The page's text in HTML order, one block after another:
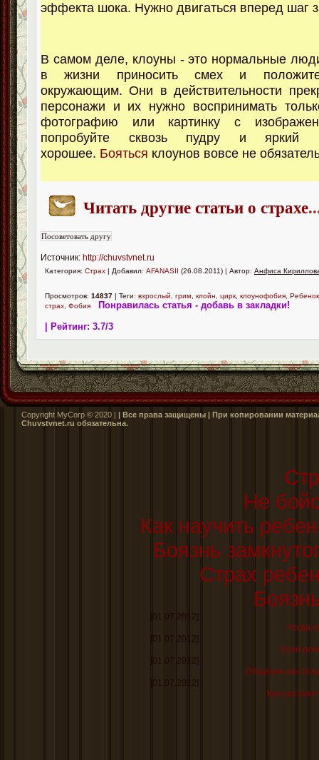
эффекта шока. Нужно двигаться вперед шаг
В самом деле, клоуны - это нормальные
в жизни приносить смех и
окружающим. Они в действительности
персонажи и их нужно воспринимать
фотографию или картинку с
попробуйте сквозь пудру и яркий
хорошее. Бояться клоунов вовсе не
Читать другие статьи о страхе
Источник: http://chuvstvnet.ru
Категория: Страх | Добавил: AFANASII (26.08.2011) | Автор: Анфиса
Просмотров: 14837 | Теги: взрослый грим клойн цирк клоунофобия Ребенок
страх Фобия
Понравилась статья - добавь в закладки!
| Рейтинг: 3.7/3
Copyright MyCorp © 2020 | | Все права защищены | При копировании
Сhuvstvnet.ru обязательна.
Не
Как научить
Боязнь
Страх
[01.07.2012]
Когда
[01.07.2012]
Если
[01.07.2012]
Общение как
[01.07.2012]
Как